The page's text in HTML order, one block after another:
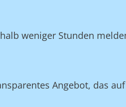
weniger Stunden
Angebot, das